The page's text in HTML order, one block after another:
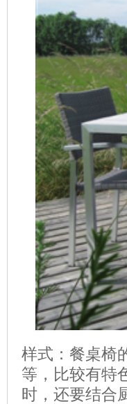
样式：餐桌椅
等，比较有特
时，还要结合